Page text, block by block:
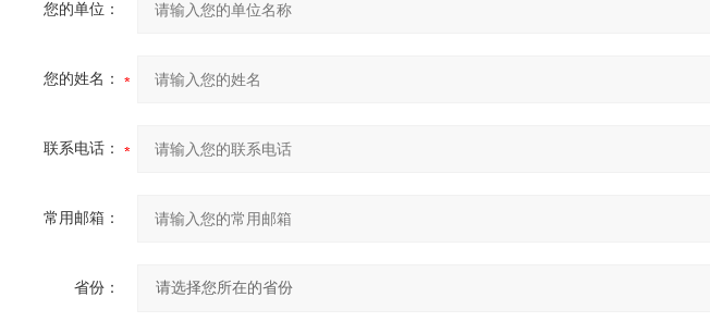
您的单位：
您的姓名：
联系电话：
常用邮箱：
省份：